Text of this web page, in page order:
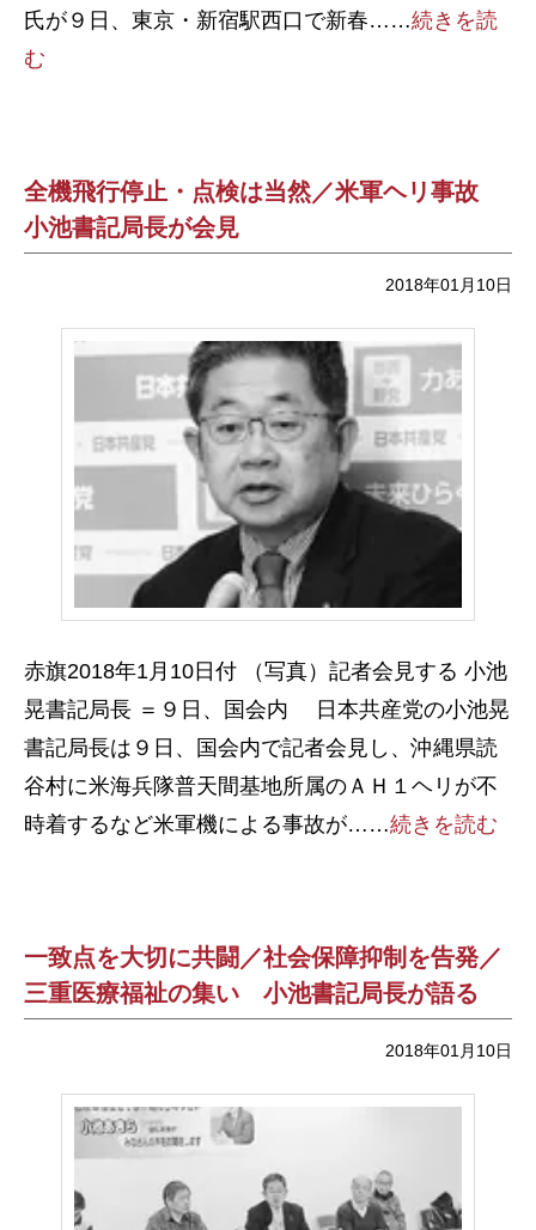
氏が９日、東京・新宿駅西口で新春……続きを読
む
全機飛行停止・点検は当然／米軍ヘリ事故
小池書記局長が会見
2018年01月10日
赤旗2018年1月10日付 （写真）記者会見する 小池
晃書記局長 ＝９日、国会内 日本共産党の小池晃
書記局長は９日、国会内で記者会見し、沖縄県読
谷村に米海兵隊普天間基地所属のＡＨ１ヘリが不
時着するなど米軍機による事故が……続きを読む
一致点を大切に共闘／社会保障抑制を告発／
三重医療福祉の集い 小池書記局長が語る
2018年01月10日